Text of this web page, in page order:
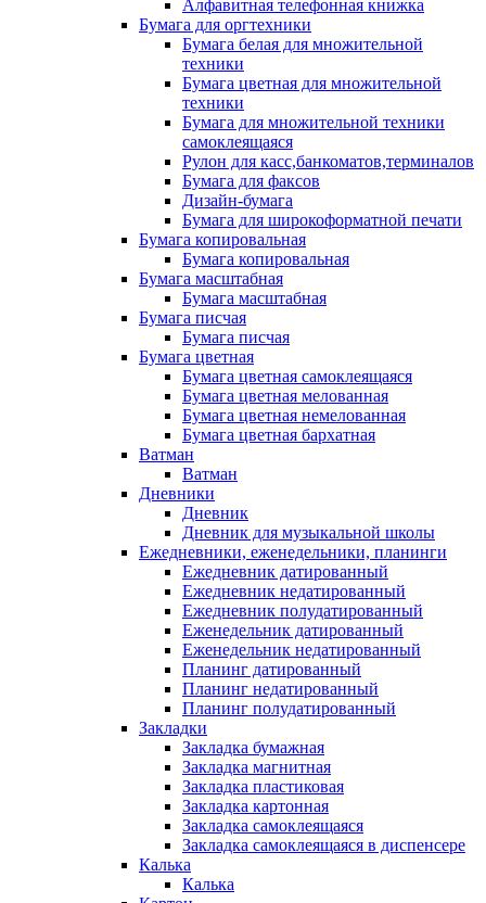
Алфавитная телефонная книжка
Бумага для оргтехники
Бумага белая для множительной
техники
Бумага цветная для множительной
техники
Бумага для множительной техники
самоклеящаяся
Рулон для касс,банкоматов,терминалов
Бумага для факсов
Дизайн-бумага
Бумага для широкоформатной печати
Бумага копировальная
Бумага копировальная
Бумага масштабная
Бумага масштабная
Бумага писчая
Бумага писчая
Бумага цветная
Бумага цветная самоклеящаяся
Бумага цветная мелованная
Бумага цветная немелованная
Бумага цветная бархатная
Ватман
Ватман
Дневники
Дневник
Дневник для музыкальной школы
Ежедневники, еженедельники, планинги
Ежедневник датированный
Ежедневник недатированный
Ежедневник полудатированный
Еженедельник датированный
Еженедельник недатированный
Планинг датированный
Планинг недатированный
Планинг полудатированный
Закладки
Закладка бумажная
Закладка магнитная
Закладка пластиковая
Закладка картонная
Закладка самоклеящаяся
Закладка самоклеящаяся в диспенсере
Калька
Калька